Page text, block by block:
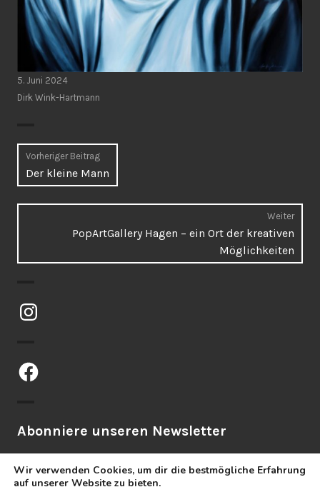
5. Juni 2024
Dirk Wink-Hartmann
Beitragsnavigation
Vorheriger Beitrag
Vorheriger
Beitrag:
Der kleine Mann
Weiter
PopArtGallery Hagen – ein Ort der kreativen
Möglichkeiten
Instagram
Facebook
Abonniere unseren Newsletter
Wir verwenden Cookies, um dir die bestmögliche Erfahrung
auf unserer Website zu bieten.